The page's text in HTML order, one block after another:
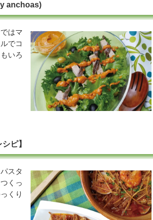
anchoas)
はマ
でコ
いろ
ピ】
スタ
くっ
くり